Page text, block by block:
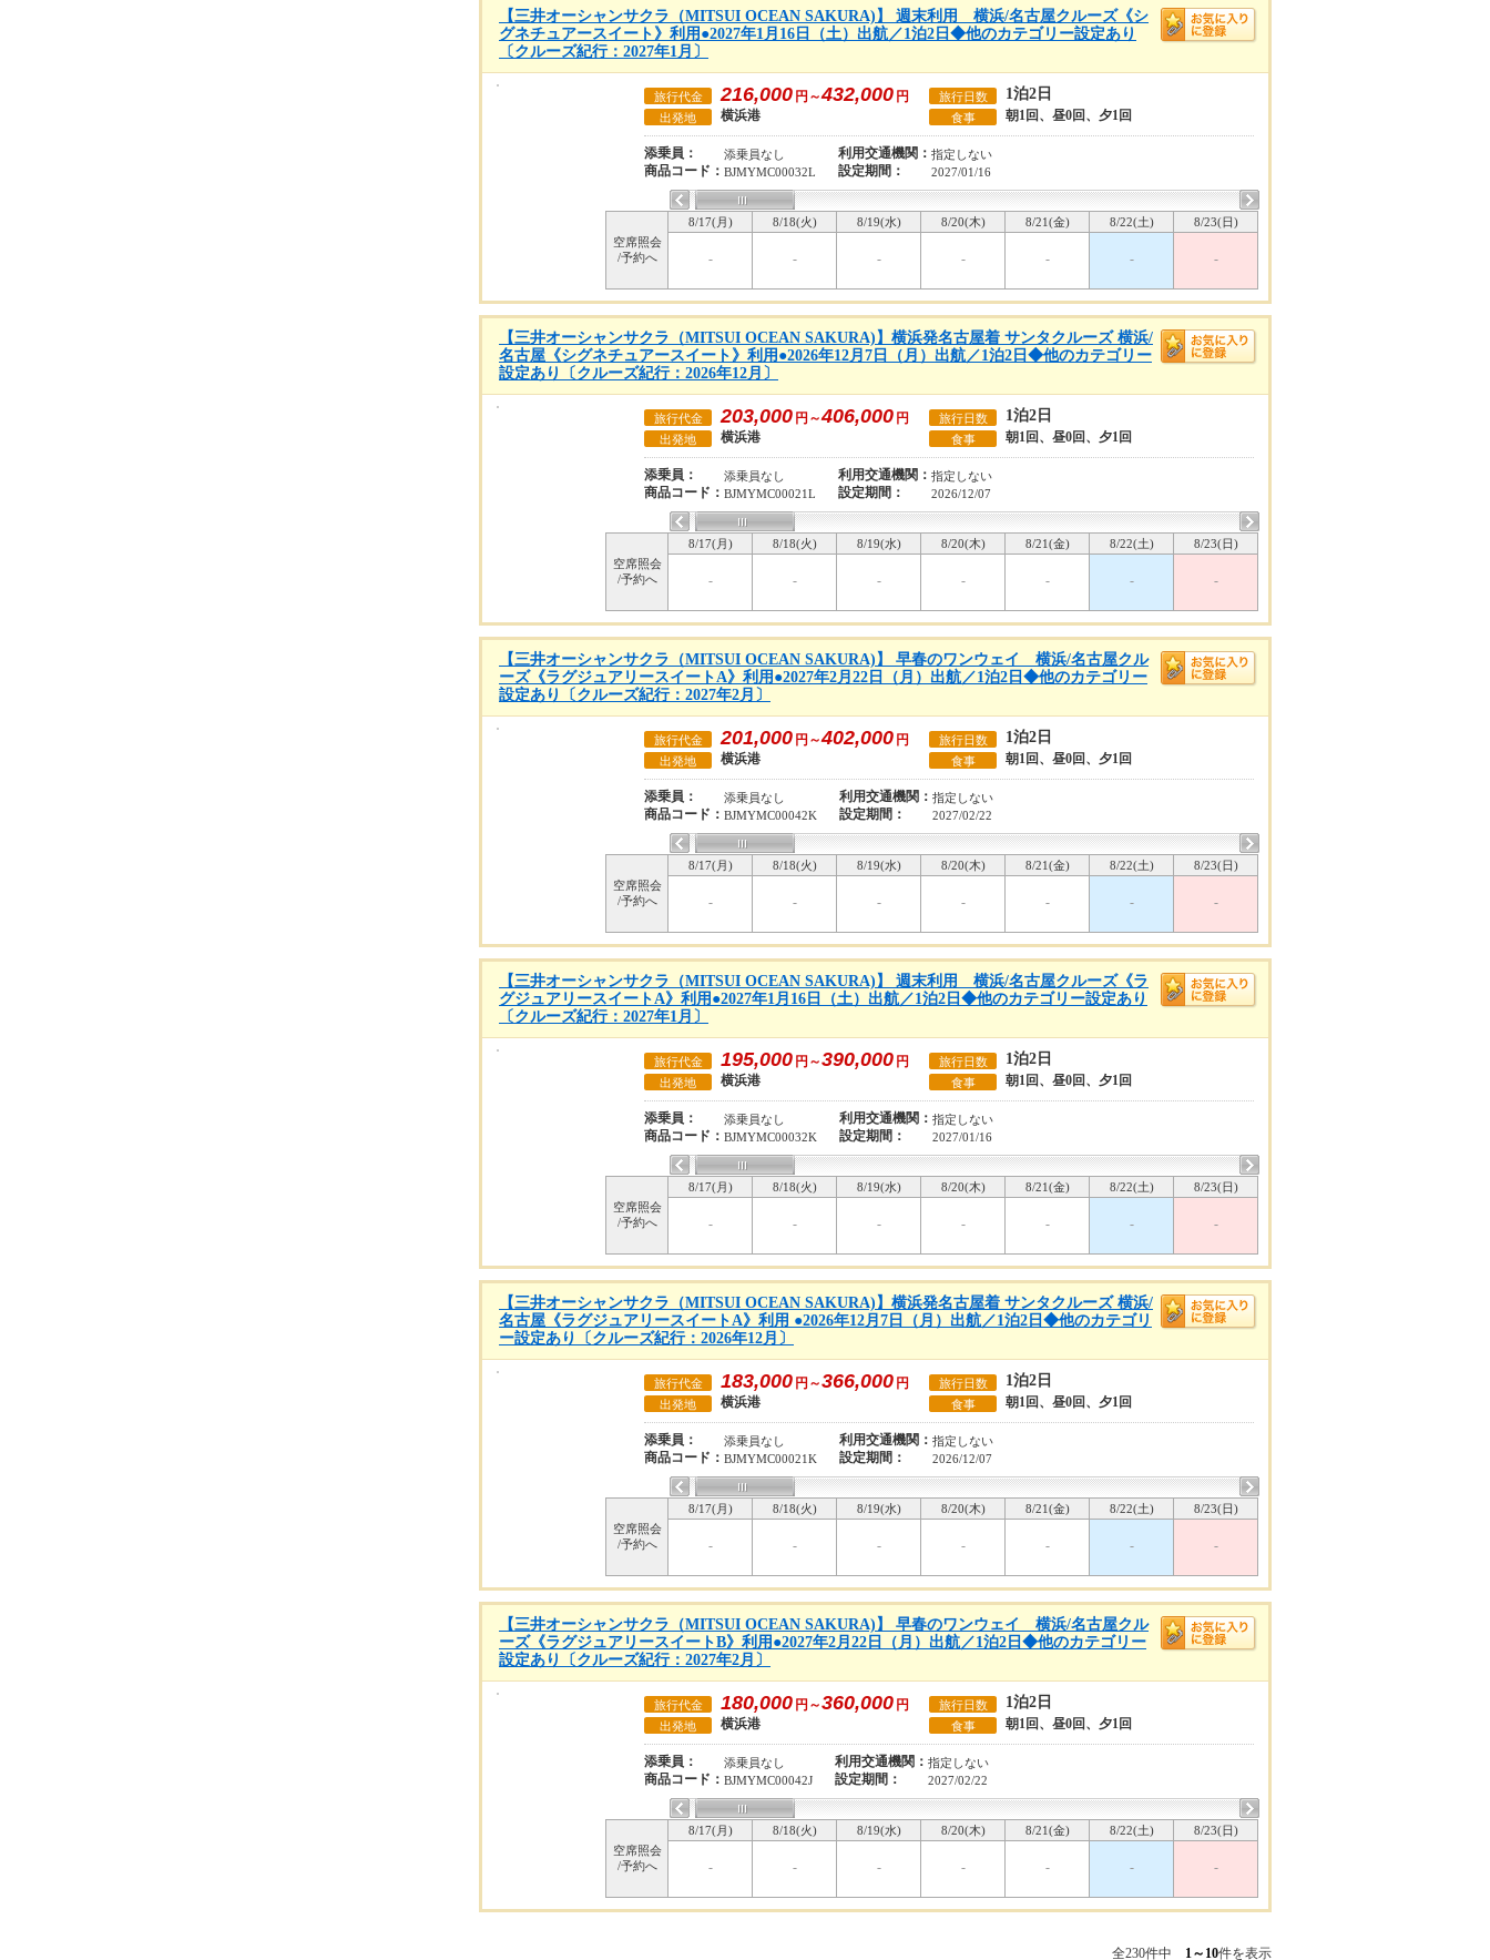
【三井オーシャンサクラ（MITSUI OCEAN SAKURA)】 週末利用 横浜/名古屋クルーズ《シ
グネチュアースイート》利用●2027年1月16日（土）出航／1泊2日◆他のカテゴリー設定あり
〔クルーズ紀行：2027年1月〕
旅行代金 216,000 円～432,000 円 旅行日数 1泊2日
出発地 横浜港 食事 朝1回、昼0回、夕1回
添乗員： 添乗員なし 利用交通機関： 指定しない
商品コード： BJMYMC00032L 設定期間： 2027/01/16
空席照会
/予約へ
8/17(月) 8/18(火) 8/19(水) 8/20(木) 8/21(金) 8/22(土) 8/23(日)
- - - - - - -
【三井オーシャンサクラ（MITSUI OCEAN SAKURA)】横浜発名古屋着 サンタクルーズ 横浜/
名古屋《シグネチュアースイート》利用●2026年12月7日（月）出航／1泊2日◆他のカテゴリー
設定あり〔クルーズ紀行：2026年12月〕
旅行代金 203,000 円～406,000 円 旅行日数 1泊2日
出発地 横浜港 食事 朝1回、昼0回、夕1回
添乗員： 添乗員なし 利用交通機関： 指定しない
商品コード： BJMYMC00021L 設定期間： 2026/12/07
空席照会
/予約へ
8/17(月) 8/18(火) 8/19(水) 8/20(木) 8/21(金) 8/22(土) 8/23(日)
- - - - - - -
【三井オーシャンサクラ（MITSUI OCEAN SAKURA)】 早春のワンウェイ 横浜/名古屋クル
ーズ《ラグジュアリースイートA》利用●2027年2月22日（月）出航／1泊2日◆他のカテゴリー
設定あり〔クルーズ紀行：2027年2月〕
旅行代金 201,000 円～402,000 円 旅行日数 1泊2日
出発地 横浜港 食事 朝1回、昼0回、夕1回
添乗員： 添乗員なし 利用交通機関： 指定しない
商品コード： BJMYMC00042K 設定期間： 2027/02/22
空席照会
/予約へ
8/17(月) 8/18(火) 8/19(水) 8/20(木) 8/21(金) 8/22(土) 8/23(日)
- - - - - - -
【三井オーシャンサクラ（MITSUI OCEAN SAKURA)】 週末利用 横浜/名古屋クルーズ《ラ
グジュアリースイートA》利用●2027年1月16日（土）出航／1泊2日◆他のカテゴリー設定あり
〔クルーズ紀行：2027年1月〕
旅行代金 195,000 円～390,000 円 旅行日数 1泊2日
出発地 横浜港 食事 朝1回、昼0回、夕1回
添乗員： 添乗員なし 利用交通機関： 指定しない
商品コード： BJMYMC00032K 設定期間： 2027/01/16
空席照会
/予約へ
8/17(月) 8/18(火) 8/19(水) 8/20(木) 8/21(金) 8/22(土) 8/23(日)
- - - - - - -
【三井オーシャンサクラ（MITSUI OCEAN SAKURA)】横浜発名古屋着 サンタクルーズ 横浜/
名古屋《ラグジュアリースイートA》利用 ●2026年12月7日（月）出航／1泊2日◆他のカテゴリ
ー設定あり〔クルーズ紀行：2026年12月〕
旅行代金 183,000 円～366,000 円 旅行日数 1泊2日
出発地 横浜港 食事 朝1回、昼0回、夕1回
添乗員： 添乗員なし 利用交通機関： 指定しない
商品コード： BJMYMC00021K 設定期間： 2026/12/07
空席照会
/予約へ
8/17(月) 8/18(火) 8/19(水) 8/20(木) 8/21(金) 8/22(土) 8/23(日)
- - - - - - -
【三井オーシャンサクラ（MITSUI OCEAN SAKURA)】 早春のワンウェイ 横浜/名古屋クル
ーズ《ラグジュアリースイートB》利用●2027年2月22日（月）出航／1泊2日◆他のカテゴリー
設定あり〔クルーズ紀行：2027年2月〕
旅行代金 180,000 円～360,000 円 旅行日数 1泊2日
出発地 横浜港 食事 朝1回、昼0回、夕1回
添乗員： 添乗員なし 利用交通機関： 指定しない
商品コード： BJMYMC00042J 設定期間： 2027/02/22
空席照会
/予約へ
8/17(月) 8/18(火) 8/19(水) 8/20(木) 8/21(金) 8/22(土) 8/23(日)
- - - - - - -
全230件中 1～10件を表示